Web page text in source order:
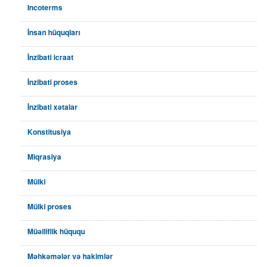
Incoterms
İnsan hüquqları
İnzibati icraat
İnzibati proses
İnzibati xətalar
Konstitusiya
Miqrasiya
Mülki
Mülki proses
Müəlliflik hüququ
Məhkəmələr və hakimlər